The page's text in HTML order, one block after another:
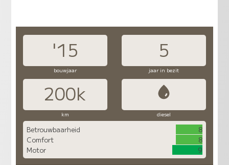
'15 5
bouwjaar jaar in bezit
200k
km diesel
Betrouwbaarheid
8
Comfort
8
Motor
9